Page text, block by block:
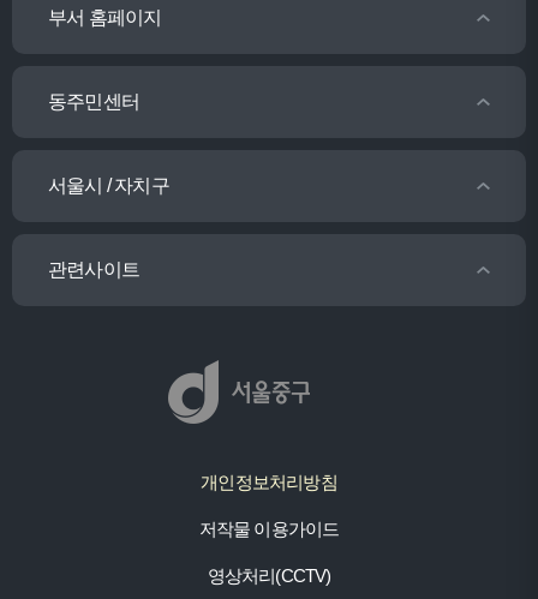
부서 홈페이지
동주민센터
서울시 / 자치구
관련사이트
개인정보처리방침
저작물 이용가이드
영상처리(CCTV)